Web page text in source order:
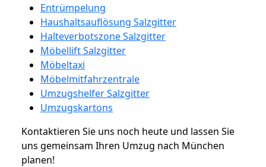
Entrümpelung
Haushaltsauflösung Salzgitter
Halteverbotszone Salzgitter
Möbellift Salzgitter
Möbeltaxi
Möbelmitfahrzentrale
Umzugshelfer Salzgitter
Umzugskartons
Kontaktieren Sie uns noch heute und lassen Sie
uns gemeinsam Ihren Umzug nach München
planen!